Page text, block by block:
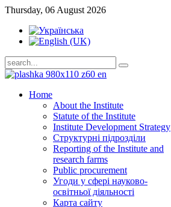
Thursday, 06 August 2026
Home
About the Institute
Statute of the Institute
Institute Development Strategy
Структурні підрозділи
Reporting of the Institute and
research farms
Public procurement
Угоди у сфері науково-
освітньої діяльності
Карта сайту